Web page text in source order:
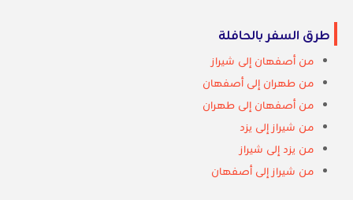
طرق السفر بالحافلة
من أصفهان إلى شيراز
من طهران إلى أصفهان
من أصفهان إلى طهران
من شيراز إلى يزد
من يزد إلى شيراز
من شيراز إلى أصفهان